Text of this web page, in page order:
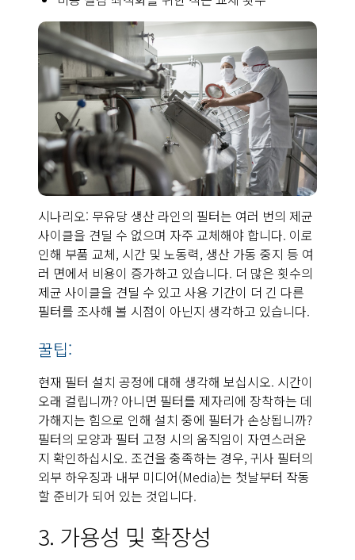
시나리오: 무유당 생산 라인의 필터는 여러 번의 제균
사이클을 견딜 수 없으며 자주 교체해야 합니다. 이로
인해 부품 교체, 시간 및 노동력, 생산 가동 중지 등 여
러 면에서 비용이 증가하고 있습니다. 더 많은 횟수의
제균 사이클을 견딜 수 있고 사용 기간이 더 긴 다른
필터를 조사해 볼 시점이 아닌지 생각하고 있습니다.
꿀팁:
현재 필터 설치 공정에 대해 생각해 보십시오. 시간이
오래 걸립니까? 아니면 필터를 제자리에 장착하는 데
가해지는 힘으로 인해 설치 중에 필터가 손상됩니까?
필터의 모양과 필터 고정 시의 움직임이 자연스러운
지 확인하십시오. 조건을 충족하는 경우, 귀사 필터의
외부 하우징과 내부 미디어(Media)는 첫날부터 작동
할 준비가 되어 있는 것입니다.
3. 가용성 및 확장성